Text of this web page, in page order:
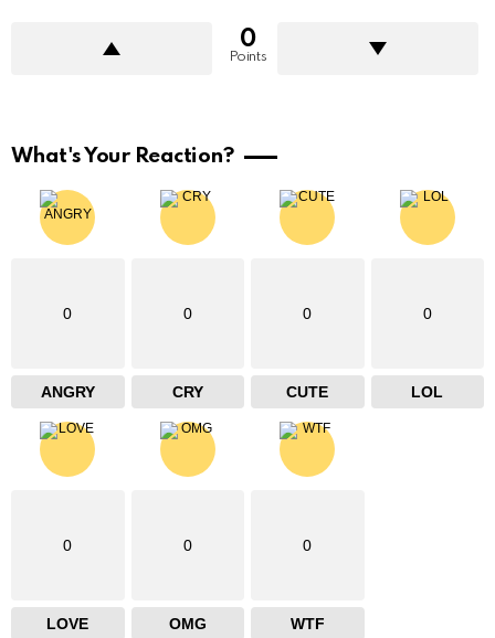
0
Points
What's Your Reaction?
0
ANGRY
0
CRY
0
CUTE
0
LOL
0
LOVE
0
OMG
0
WTF